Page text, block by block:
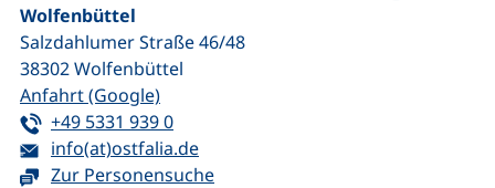
Wolfenbüttel
Salzdahlumer Straße 46/48
38302Wolfenbüttel
Anfahrt (Google)(externer Link, öffnet neues Fenster)
Tel:
+49 5331 939 0(startet einen Telefonanruf, wenn Ihr
E-Mail:
info(at)ostfalia.de(öffnet Ihr E-Mail-Programm)
Zur Personensuche